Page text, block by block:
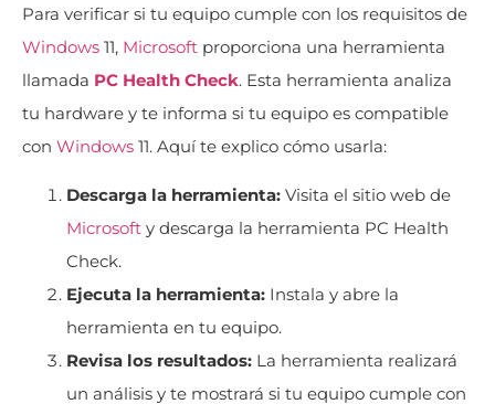
Para verificar si tu equipo cumple con los requisitos de
Windows 11, Microsoft proporciona una herramienta
llamada PC Health Check. Esta herramienta analiza
tu hardware y te informa si tu equipo es compatible
con Windows 11. Aquí te explico cómo usarla:
Descarga la herramienta: Visita el sitio web de
Microsoft y descarga la herramienta PC Health
Check.
Ejecuta la herramienta: Instala y abre la
herramienta en tu equipo.
Revisa los resultados: La herramienta realizará
un análisis y te mostrará si tu equipo cumple con